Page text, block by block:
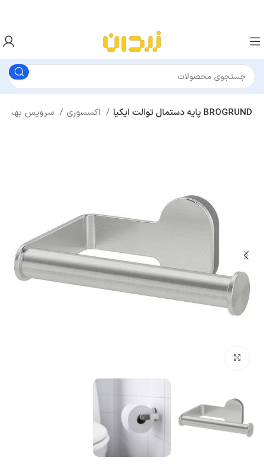
سرویس بهداشتی پایه دستمال توالت ایکیا BROGRUND